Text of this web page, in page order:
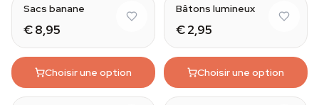
Sacs banane
€ 8,95
Choisir une option
Bâtons lumineux
€ 2,95
Choisir une option
Flamingo (60CM) Fake Tattoo Sleeve